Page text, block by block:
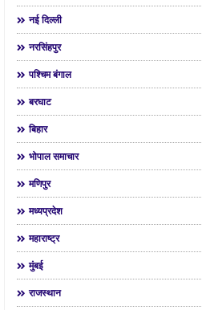
नई दिल्ली
नरसिंहपुर
पश्चिम बंगाल
बरघाट
बिहार
भोपाल समाचार
मणिपुर
मध्यप्रदेश
महाराष्ट्र
मुंबई
राजस्थान